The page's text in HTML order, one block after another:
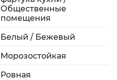
Общественные
помещения
Белый / Бежевый
Морозостойкая
Ровная